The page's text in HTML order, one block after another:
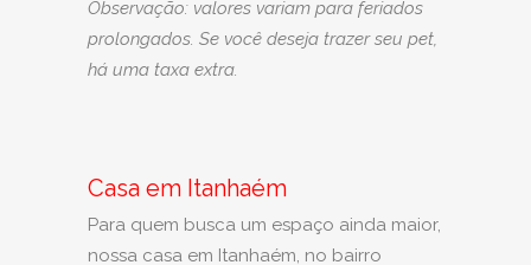
Observação: valores variam para feriados
prolongados. Se você deseja trazer seu pet,
há uma taxa extra.
Casa em Itanhaém
Para quem busca um espaço ainda maior,
nossa casa em Itanhaém, no bairro